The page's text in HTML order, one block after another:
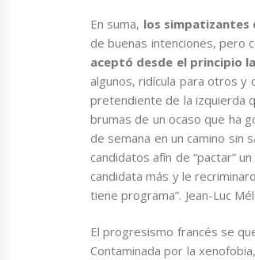
En suma, los simpatizantes
de buenas intenciones, pero
aceptó desde el principio
algunos, ridícula para otros y
pretendiente de la izquierda
brumas de un ocaso que ha
de semana en un camino sin
candidatos afín de “pactar”
candidata más y le
tiene programa”. Jean-Luc
El progresismo francés se
Contaminada por la